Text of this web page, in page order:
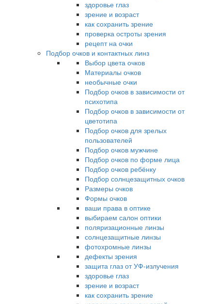
здоровье глаз
зрение и возраст
как сохранить зрение
проверка остроты зрения
рецепт на очки
Подбор очков и контактных линз
Выбор цвета очков
Материалы очков
необычные очки
Подбор очков в зависимости от
психотипа
Подбор очков в зависимости от
цветотипа
Подбор очков для зрелых
пользователей
Подбор очков мужчине
Подбор очков по форме лица
Подбор очков ребёнку
Подбор солнцезащитных очков
Размеры очков
Формы очков
ваши права в оптике
выбираем салон оптики
поляризационные линзы
солнцезащитные линзы
фотохромные линзы
дефекты зрения
защита глаз от УФ-излучения
здоровье глаз
зрение и возраст
как сохранить зрение